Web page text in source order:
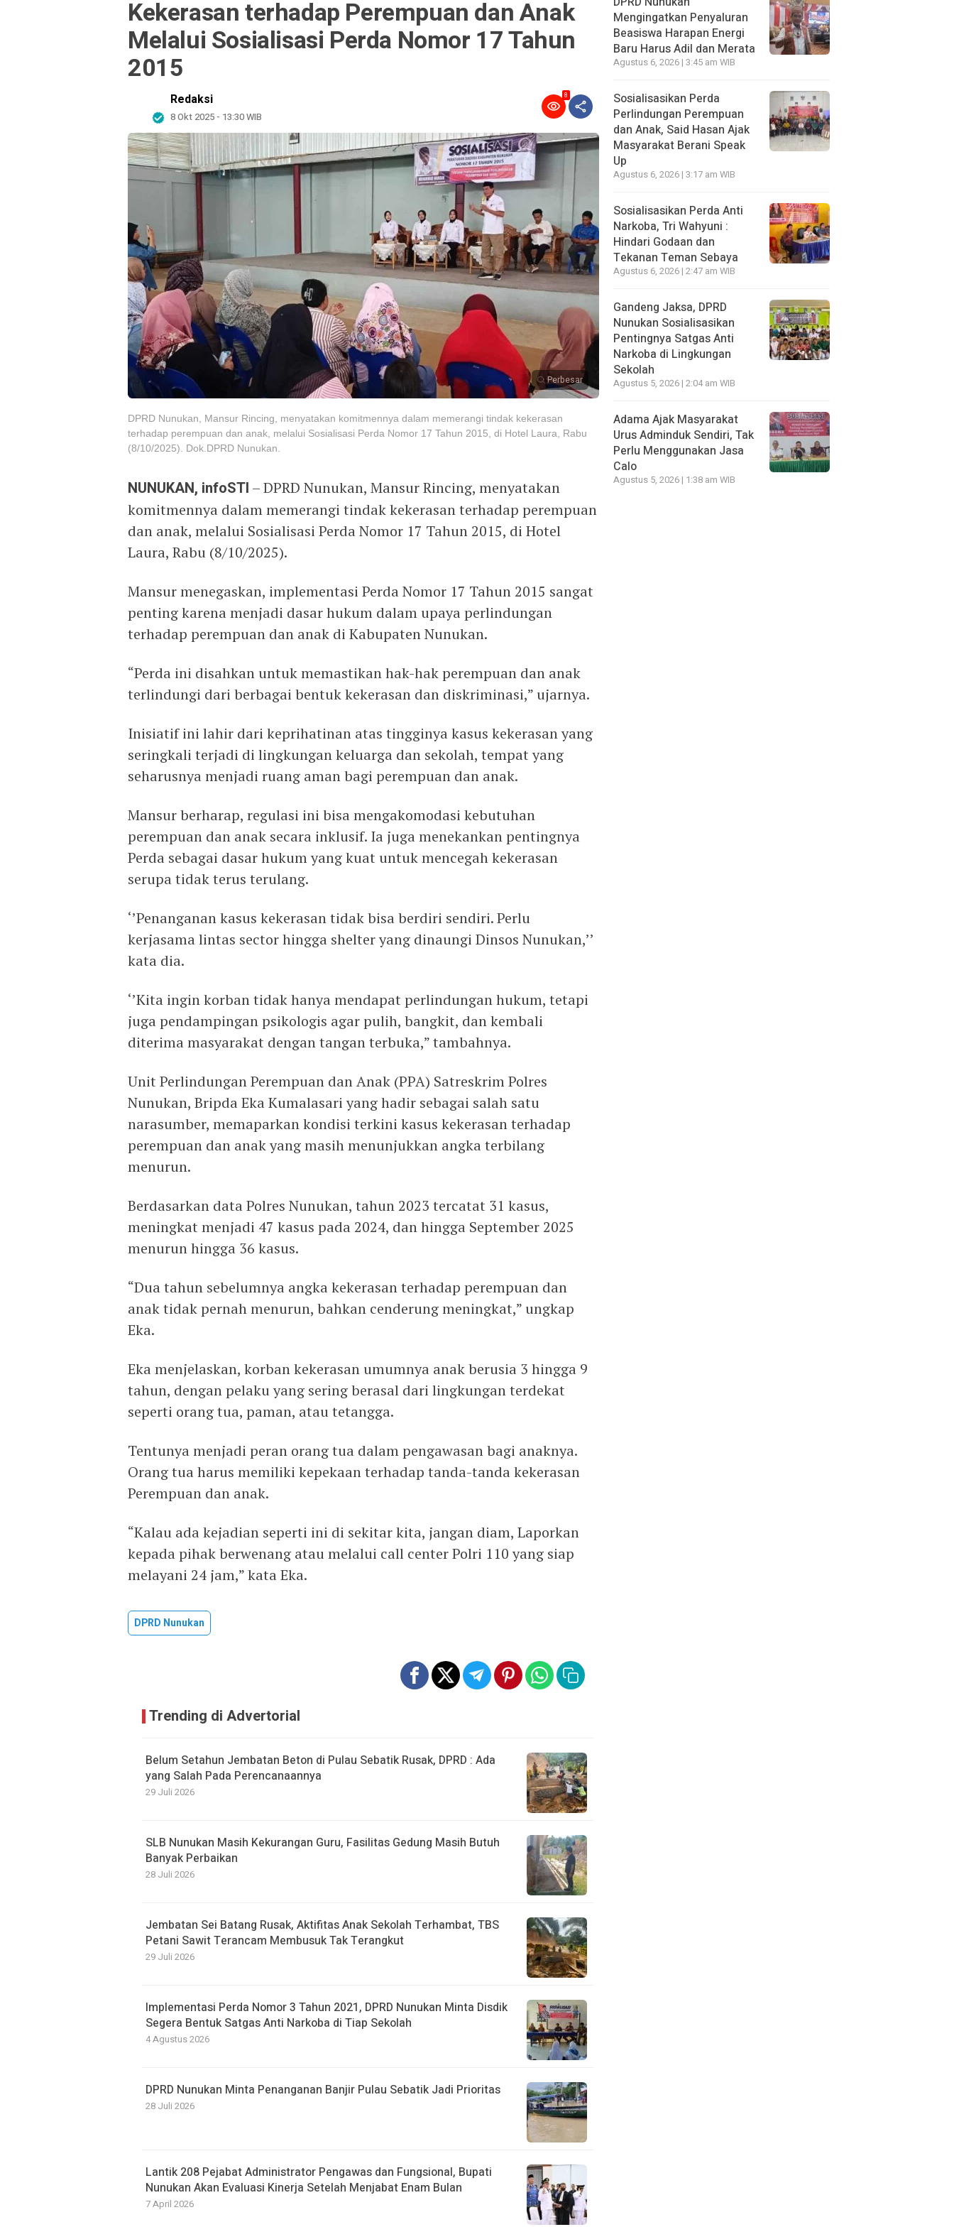
Kekerasan terhadap Perempuan dan Anak
Melalui Sosialisasi Perda Nomor 17 Tahun
2015
Redaksi
8 Okt 2025 - 13:30 WIB
8
Perbesar
DPRD Nunukan, Mansur Rincing, menyatakan komitmennya dalam memerangi tindak kekerasan
terhadap perempuan dan anak, melalui Sosialisasi Perda Nomor 17 Tahun 2015, di Hotel Laura, Rabu
(8/10/2025). Dok.DPRD Nunukan.
NUNUKAN, infoSTI – DPRD Nunukan, Mansur Rincing, menyatakan
komitmennya dalam memerangi tindak kekerasan terhadap perempuan
dan anak, melalui Sosialisasi Perda Nomor 17 Tahun 2015, di Hotel
Laura, Rabu (8/10/2025).
Mansur menegaskan, implementasi Perda Nomor 17 Tahun 2015 sangat
penting karena menjadi dasar hukum dalam upaya perlindungan
terhadap perempuan dan anak di Kabupaten Nunukan.
“Perda ini disahkan untuk memastikan hak-hak perempuan dan anak
terlindungi dari berbagai bentuk kekerasan dan diskriminasi,” ujarnya.
Inisiatif ini lahir dari keprihatinan atas tingginya kasus kekerasan yang
seringkali terjadi di lingkungan keluarga dan sekolah, tempat yang
seharusnya menjadi ruang aman bagi perempuan dan anak.
Mansur berharap, regulasi ini bisa mengakomodasi kebutuhan
perempuan dan anak secara inklusif. Ia juga menekankan pentingnya
Perda sebagai dasar hukum yang kuat untuk mencegah kekerasan
serupa tidak terus terulang.
‘’Penanganan kasus kekerasan tidak bisa berdiri sendiri. Perlu
kerjasama lintas sector hingga shelter yang dinaungi Dinsos Nunukan,’’
kata dia.
‘’Kita ingin korban tidak hanya mendapat perlindungan hukum, tetapi
juga pendampingan psikologis agar pulih, bangkit, dan kembali
diterima masyarakat dengan tangan terbuka,” tambahnya.
Unit Perlindungan Perempuan dan Anak (PPA) Satreskrim Polres
Nunukan, Bripda Eka Kumalasari yang hadir sebagai salah satu
narasumber, memaparkan kondisi terkini kasus kekerasan terhadap
perempuan dan anak yang masih menunjukkan angka terbilang
menurun.
Berdasarkan data Polres Nunukan, tahun 2023 tercatat 31 kasus,
meningkat menjadi 47 kasus pada 2024, dan hingga September 2025
menurun hingga 36 kasus.
“Dua tahun sebelumnya angka kekerasan terhadap perempuan dan
anak tidak pernah menurun, bahkan cenderung meningkat,” ungkap
Eka.
Eka menjelaskan, korban kekerasan umumnya anak berusia 3 hingga 9
tahun, dengan pelaku yang sering berasal dari lingkungan terdekat
seperti orang tua, paman, atau tetangga.
Tentunya menjadi peran orang tua dalam pengawasan bagi anaknya.
Orang tua harus memiliki kepekaan terhadap tanda-tanda kekerasan
Perempuan dan anak.
“Kalau ada kejadian seperti ini di sekitar kita, jangan diam, Laporkan
kepada pihak berwenang atau melalui call center Polri 110 yang siap
melayani 24 jam,” kata Eka.
DPRD Nunukan
Trending di Advertorial
Belum Setahun Jembatan Beton di Pulau Sebatik Rusak, DPRD : Ada
yang Salah Pada Perencanaannya
29 Juli 2026
SLB Nunukan Masih Kekurangan Guru, Fasilitas Gedung Masih Butuh
Banyak Perbaikan
28 Juli 2026
Jembatan Sei Batang Rusak, Aktifitas Anak Sekolah Terhambat, TBS
Petani Sawit Terancam Membusuk Tak Terangkut
29 Juli 2026
Implementasi Perda Nomor 3 Tahun 2021, DPRD Nunukan Minta Disdik
Segera Bentuk Satgas Anti Narkoba di Tiap Sekolah
4 Agustus 2026
DPRD Nunukan Minta Penanganan Banjir Pulau Sebatik Jadi Prioritas
28 Juli 2026
Lantik 208 Pejabat Administrator Pengawas dan Fungsional, Bupati
Nunukan Akan Evaluasi Kinerja Setelah Menjabat Enam Bulan
7 April 2026
Mengingatkan Penyaluran
Beasiswa Harapan Energi
Baru Harus Adil dan Merata
Agustus 6, 2026 | 3:45 am WIB
Sosialisasikan Perda
Perlindungan Perempuan
dan Anak, Said Hasan Ajak
Masyarakat Berani Speak
Up
Agustus 6, 2026 | 3:17 am WIB
Sosialisasikan Perda Anti
Narkoba, Tri Wahyuni :
Hindari Godaan dan
Tekanan Teman Sebaya
Agustus 6, 2026 | 2:47 am WIB
Gandeng Jaksa, DPRD
Nunukan Sosialisasikan
Pentingnya Satgas Anti
Narkoba di Lingkungan
Sekolah
Agustus 5, 2026 | 2:04 am WIB
Adama Ajak Masyarakat
Urus Adminduk Sendiri, Tak
Perlu Menggunakan Jasa
Calo
Agustus 5, 2026 | 1:38 am WIB